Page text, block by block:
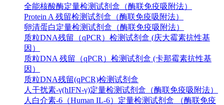
全能核酸酶定量检测试剂盒（酶联免疫吸附法）
Protein A 残留检测试剂盒（酶联免疫吸附法）
卵清蛋白定量检测试剂盒（酶联免疫吸附法）
质粒DNA残留（qPCR）检测试剂盒 (庆大霉素抗性基
因）
质粒DNA 残留（qPCR）检测试剂盒 (卡那霉素抗性基
因）
质粒DNA残留(qPCR)检测试剂盒
人干扰素-γ(hIFN-γ)定量检测试剂盒（酶联免疫吸附法）
人白介素-6（Human IL-6）定量检测试剂盒 （酶联免疫